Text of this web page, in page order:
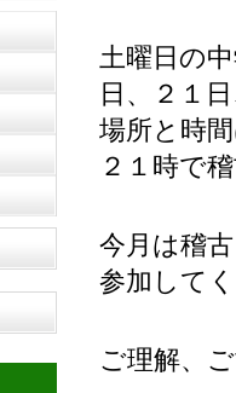
土曜日の
日、２１
場所と時
２１時で
今月は稽
参加して
ご理解、